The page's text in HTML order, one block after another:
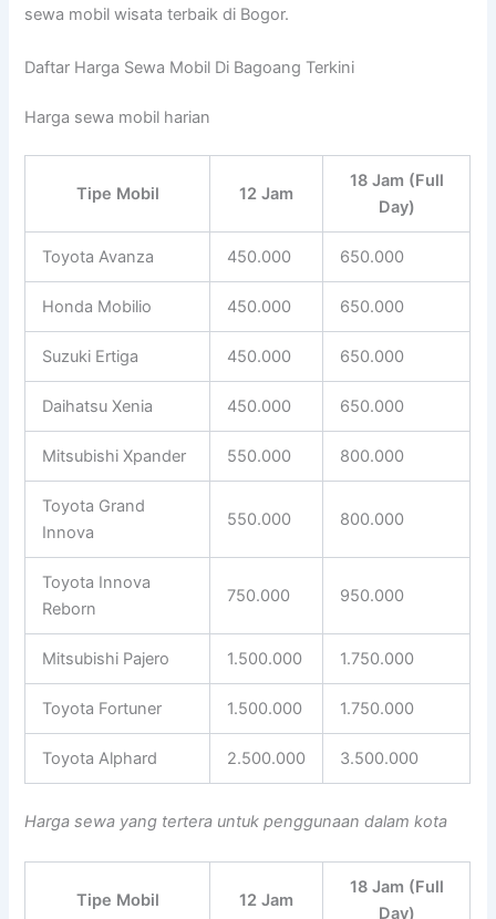
sewa mobil wisata terbaik di Bogor.
Daftar Harga Sewa Mobil Di Bagoang Terkini
Harga sewa mobil harian
Tipe Mobil 12 Jam
18 Jam (Full
Day)
Toyota Avanza 450.000 650.000
Honda Mobilio 450.000 650.000
Suzuki Ertiga 450.000 650.000
Daihatsu Xenia 450.000 650.000
Mitsubishi Xpander 550.000 800.000
Toyota Grand
Innova
550.000 800.000
Toyota Innova
Reborn
750.000 950.000
Mitsubishi Pajero 1.500.000 1.750.000
Toyota Fortuner 1.500.000 1.750.000
Toyota Alphard 2.500.000 3.500.000
Harga sewa yang tertera untuk penggunaan dalam kota
Tipe Mobil 12 Jam
18 Jam (Full
Day)